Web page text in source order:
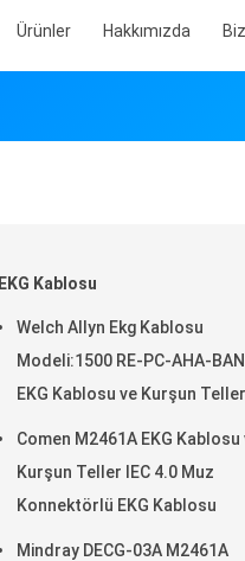
Ürünler Hakkımızda
EKG Kablosu
Welch Allyn Ekg Kablosu
Modeli:1500 RE-PC-AHA-BAN
EKG Kablosu ve Kurşun
Comen M2461A EKG Kablosu
Kurşun Teller IEC 4.0 Muz
Konnektörlü EKG Kablosu
Mindray DECG-03A M2461A